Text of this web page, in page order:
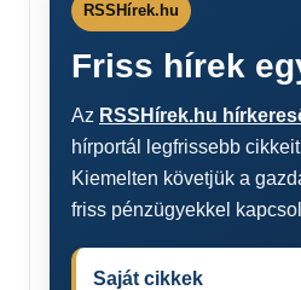
RSSHírek.hu
Friss hírek
Az RSSHírek.hu
hírportál legfrissebb
Kiemelten követjük a
friss pénzügyekkel
Saját cikkek